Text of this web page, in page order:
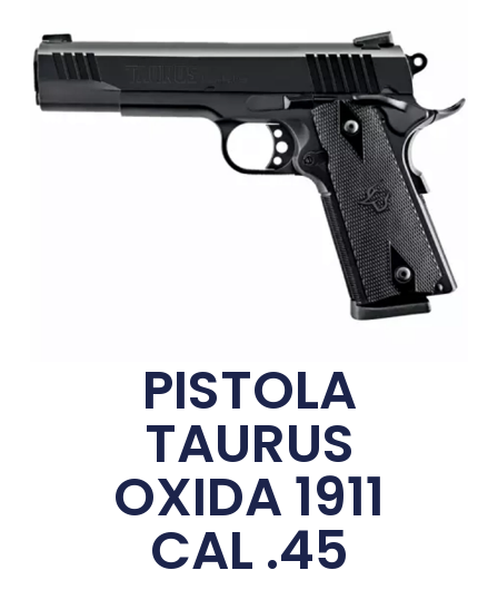
PISTOLA
TAURUS
OXIDA 1911
CAL .45